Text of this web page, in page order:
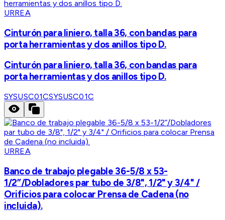
URREA
Cinturón para liniero, talla 36, con bandas para
porta herramientas y dos anillos tipo D.
Cinturón para liniero, talla 36, con bandas para
porta herramientas y dos anillos tipo D.
SYSUSC01CSYSUSC01C
URREA
Banco de trabajo plegable 36-5/8 x 53-
1/2”/Dobladores par tubo de 3/8", 1/2" y 3/4" /
Orificios para colocar Prensa de Cadena (no
incluida).